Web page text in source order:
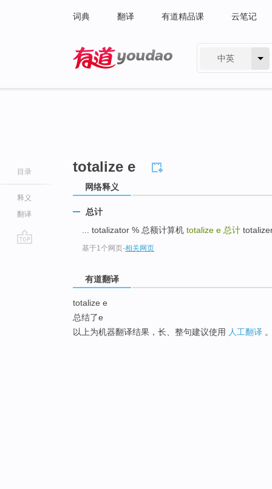
词典 翻译 有道精品课 云笔记
中英
目录
释义
翻译
totalize e
网络释义
总计
... totalizator % 总额计算机 totalize e 总计
基于1个网页-相关网页
有道翻译
totalize e
总结了e
以上为机器翻译结果，长、整句建议使用 人工翻译